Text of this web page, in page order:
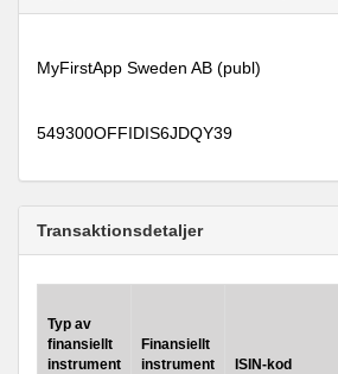
MyFirstApp Sweden AB (publ)
549300OFFIDIS6JDQY39
Transaktionsdetaljer
Typ av
finansiellt
instrument
Finansiellt
instrument
ISIN-kod